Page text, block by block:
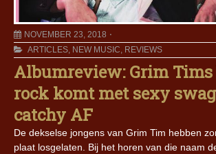
NOVEMBER 23, 2018
ARTICLES, NEW MUSIC, REVIEWS
Albumreview: Grim
rock komt met sexy
catchy AF
De dekselse jongens van Grim Tim hebben
plaat losgelaten. Bij het horen van die naam